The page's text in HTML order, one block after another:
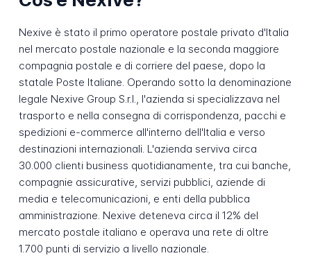
Nexive è stato il primo operatore postale privato d'Italia
nel mercato postale nazionale e la seconda maggiore
compagnia postale e di corriere del paese, dopo la
statale Poste Italiane. Operando sotto la denominazione
legale Nexive Group S.r.l., l'azienda si specializzava nel
trasporto e nella consegna di corrispondenza, pacchi e
spedizioni e-commerce all'interno dell'Italia e verso
destinazioni internazionali. L'azienda serviva circa
30.000 clienti business quotidianamente, tra cui banche,
compagnie assicurative, servizi pubblici, aziende di
media e telecomunicazioni, e enti della pubblica
amministrazione. Nexive deteneva circa il 12% del
mercato postale italiano e operava una rete di oltre
1.700 punti di servizio a livello nazionale.